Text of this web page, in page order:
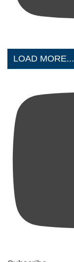
LOAD MORE...